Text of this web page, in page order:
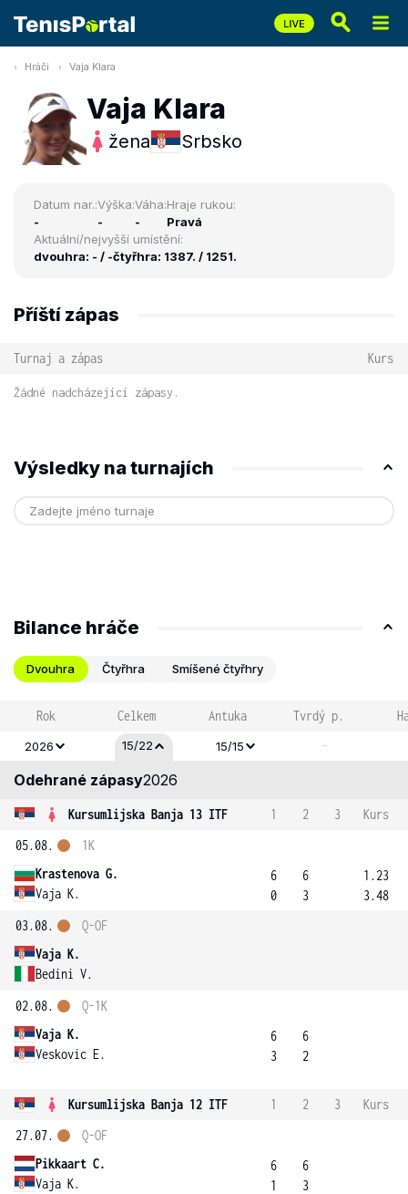
Hráči Vaja Klara
Vaja Klara
žena Srbsko
Datum nar.:
-
Výška:
-
Váha:
-
Hraje rukou:
Pravá
Aktuální/nejvyšší umístění:
dvouhra: - / -čtyřhra: 1387. / 1251.
Příští zápas
Turnaj a zápas Kurs
Žádné nadcházející zápasy.
Výsledky na turnajích
Bilance hráče
Dvouhra Čtyřhra Smíšené čtyřhry
Rok Celkem Antuka Tvrdý p.
2026 15/22 15/15 -
Odehrané zápasy2026
Kursumlijska Banja 13 ITF 1 2 3
Kurs
05.08.
Krastenova G.
Vaja K.
1K
6
0
6
3
1.23
3.48
03.08.
Vaja K.
Bedini V.
Q-OF
02.08.
Vaja K.
Veskovic E.
Q-1K
6
3
6
2
Kursumlijska Banja 12 ITF 1 2 3
Kurs
27.07.
Pikkaart C.
Vaja K.
Q-OF
6
1
6
3